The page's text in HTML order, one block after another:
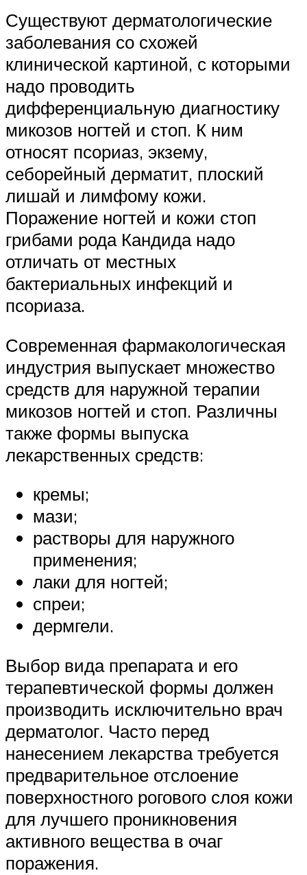
Существуют дерматологические
заболевания со схожей
клинической картиной, с которыми
надо проводить
дифференциальную диагностику
микозов ногтей и стоп. К ним
относят псориаз, экзему,
себорейный дерматит, плоский
лишай и лимфому кожи.
Поражение ногтей и кожи стоп
грибами рода Кандида надо
отличать от местных
бактериальных инфекций и
псориаза.
Современная фармакологическая
индустрия выпускает множество
средств для наружной терапии
микозов ногтей и стоп. Различны
также формы выпуска
лекарственных средств:
кремы;
мази;
растворы для наружного
применения;
лаки для ногтей;
спреи;
дермгели.
Выбор вида препарата и его
терапевтической формы должен
производить исключительно врач
дерматолог. Часто перед
нанесением лекарства требуется
предварительное отслоение
поверхностного рогового слоя кожи
для лучшего проникновения
активного вещества в очаг
поражения.